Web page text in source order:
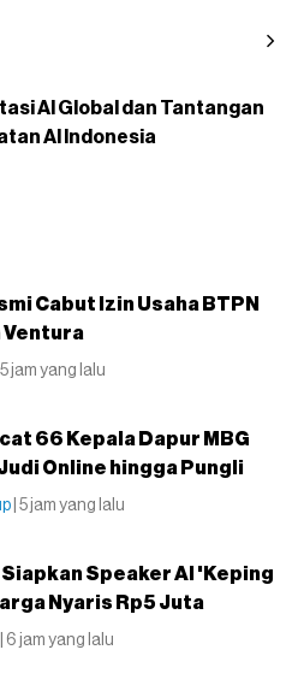
AI Global dan Tantangan
AI Indonesia
Cabut Izin Usaha BTPN
Ventura
| 5 jam yang lalu
66 Kepala Dapur MBG
Online hingga Pungli
| 5 jam yang lalu
Siapkan Speaker AI 'Keping
Nyaris Rp5 Juta
| 6 jam yang lalu